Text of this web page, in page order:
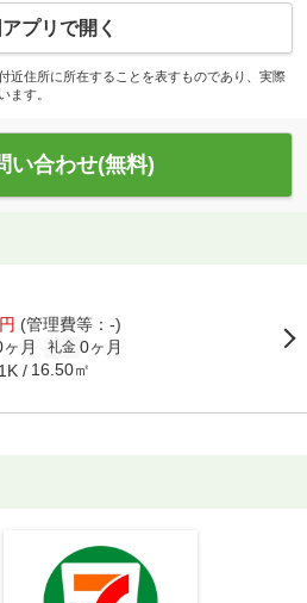
プリで開く
近住所に所在することを表すものであり、実際
ます。
い合わせ(無料)
(管理費等：-)
月 礼金 0ヶ月
1K 16.50㎡